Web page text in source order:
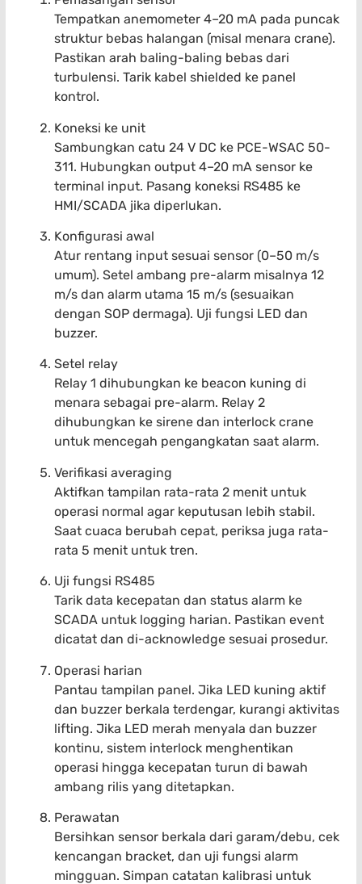
Tempatkan anemometer 4–20 mA pada puncak
struktur bebas halangan (misal menara crane).
Pastikan arah baling-baling bebas dari
turbulensi. Tarik kabel shielded ke panel
kontrol.
Koneksi ke unit
Sambungkan catu 24 V DC ke PCE-WSAC 50-
311. Hubungkan output 4–20 mA sensor ke
terminal input. Pasang koneksi RS485 ke
HMI/SCADA jika diperlukan.
Konfigurasi awal
Atur rentang input sesuai sensor (0–50 m/s
umum). Setel ambang pre-alarm misalnya 12
m/s dan alarm utama 15 m/s (sesuaikan
dengan SOP dermaga). Uji fungsi LED dan
buzzer.
Setel relay
Relay 1 dihubungkan ke beacon kuning di
menara sebagai pre-alarm. Relay 2
dihubungkan ke sirene dan interlock crane
untuk mencegah pengangkatan saat alarm.
Verifikasi averaging
Aktifkan tampilan rata-rata 2 menit untuk
operasi normal agar keputusan lebih stabil.
Saat cuaca berubah cepat, periksa juga rata-
rata 5 menit untuk tren.
Uji fungsi RS485
Tarik data kecepatan dan status alarm ke
SCADA untuk logging harian. Pastikan event
dicatat dan di-acknowledge sesuai prosedur.
Operasi harian
Pantau tampilan panel. Jika LED kuning aktif
dan buzzer berkala terdengar, kurangi aktivitas
lifting. Jika LED merah menyala dan buzzer
kontinu, sistem interlock menghentikan
operasi hingga kecepatan turun di bawah
ambang rilis yang ditetapkan.
Perawatan
Bersihkan sensor berkala dari garam/debu, cek
kencangan bracket, dan uji fungsi alarm
mingguan. Simpan catatan kalibrasi untuk